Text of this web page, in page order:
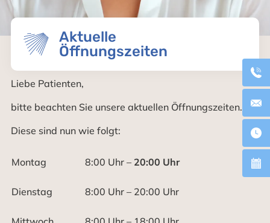
Aktuelle
Öffnungszeiten
Liebe Patienten,
bitte beachten Sie unsere aktuellen Öffnungszeiten.
Diese sind nun wie folgt:
Montag 8:00 Uhr – 20:00 Uhr
Dienstag 8:00 Uhr – 20:00 Uhr